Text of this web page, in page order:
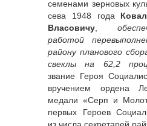
семенами зерновых
сева 1948 года
Власовичу
работой
району планового
свеклы на 62,2
звание Героя
вручением ордена
медали «Серп и
первых Героев
из числа секретарей